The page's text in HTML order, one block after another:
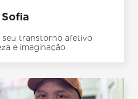
seu transtorno afetivo
e imaginação